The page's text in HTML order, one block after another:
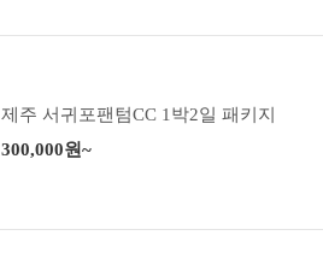
제주 서귀포팬텀CC 1박2일 패키지
300,000원~